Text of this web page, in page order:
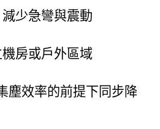
少急彎與震動
房或戶外區域
塵效率的前提下同步降